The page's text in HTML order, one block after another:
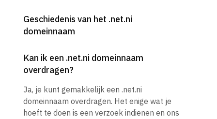
Geschiedenis van het .net.ni
domeinnaam
Kan ik een .net.ni domeinnaam
overdragen?
Ja, je kunt gemakkelijk een .net.ni
domeinnaam overdragen. Het enige wat je
hoeft te doen is een verzoek indienen en ons